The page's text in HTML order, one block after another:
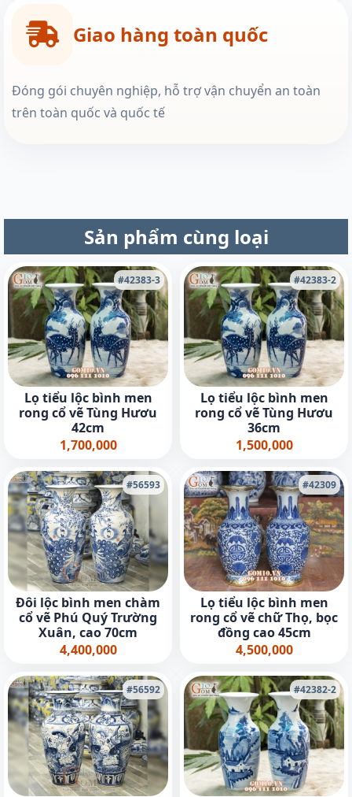
Giao hàng toàn quốc
Đóng gói chuyên nghiệp, hỗ trợ vận chuyển an toàn
trên toàn quốc và quốc tế
Sản phẩm cùng loại
#42383-3
Lọ tiểu lộc bình men
rong cổ vẽ Tùng Hươu
42cm
1,700,000
#42383-2
Lọ tiểu lộc bình men
rong cổ vẽ Tùng Hươu
36cm
1,500,000
#56593
Đôi lộc bình men chàm
cổ vẽ Phú Quý Trường
Xuân, cao 70cm
4,400,000
#42309
Lọ tiểu lộc bình men
rong cổ vẽ chữ Thọ, bọc
đồng cao 45cm
4,500,000
#56592 #42382-2